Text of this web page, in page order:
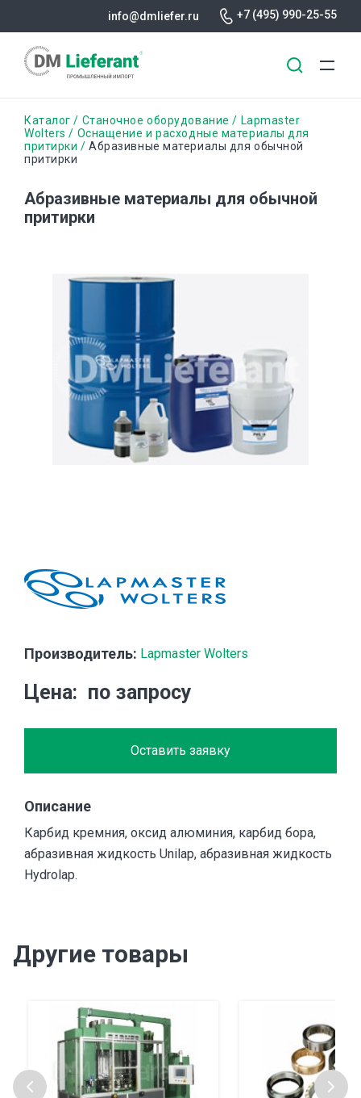
основному
содержанию
info@dmliefer.ru +7 (495) 990-25-55
Строка
навигации
Каталог Станочное оборудование
Lapmaster
Wolters
Оснащение и расходные материалы для
притирки
Абразивные материалы для обычной
притирки
Абразивные материалы для обычной
притирки
Производитель: Lapmaster Wolters
Цена по запросу
Оставить заявку
Описание
Карбид кремния, оксид алюминия, карбид бора,
абразивная жидкость Unilap, абразивная жидкость
Hydrolap.
Другие товары